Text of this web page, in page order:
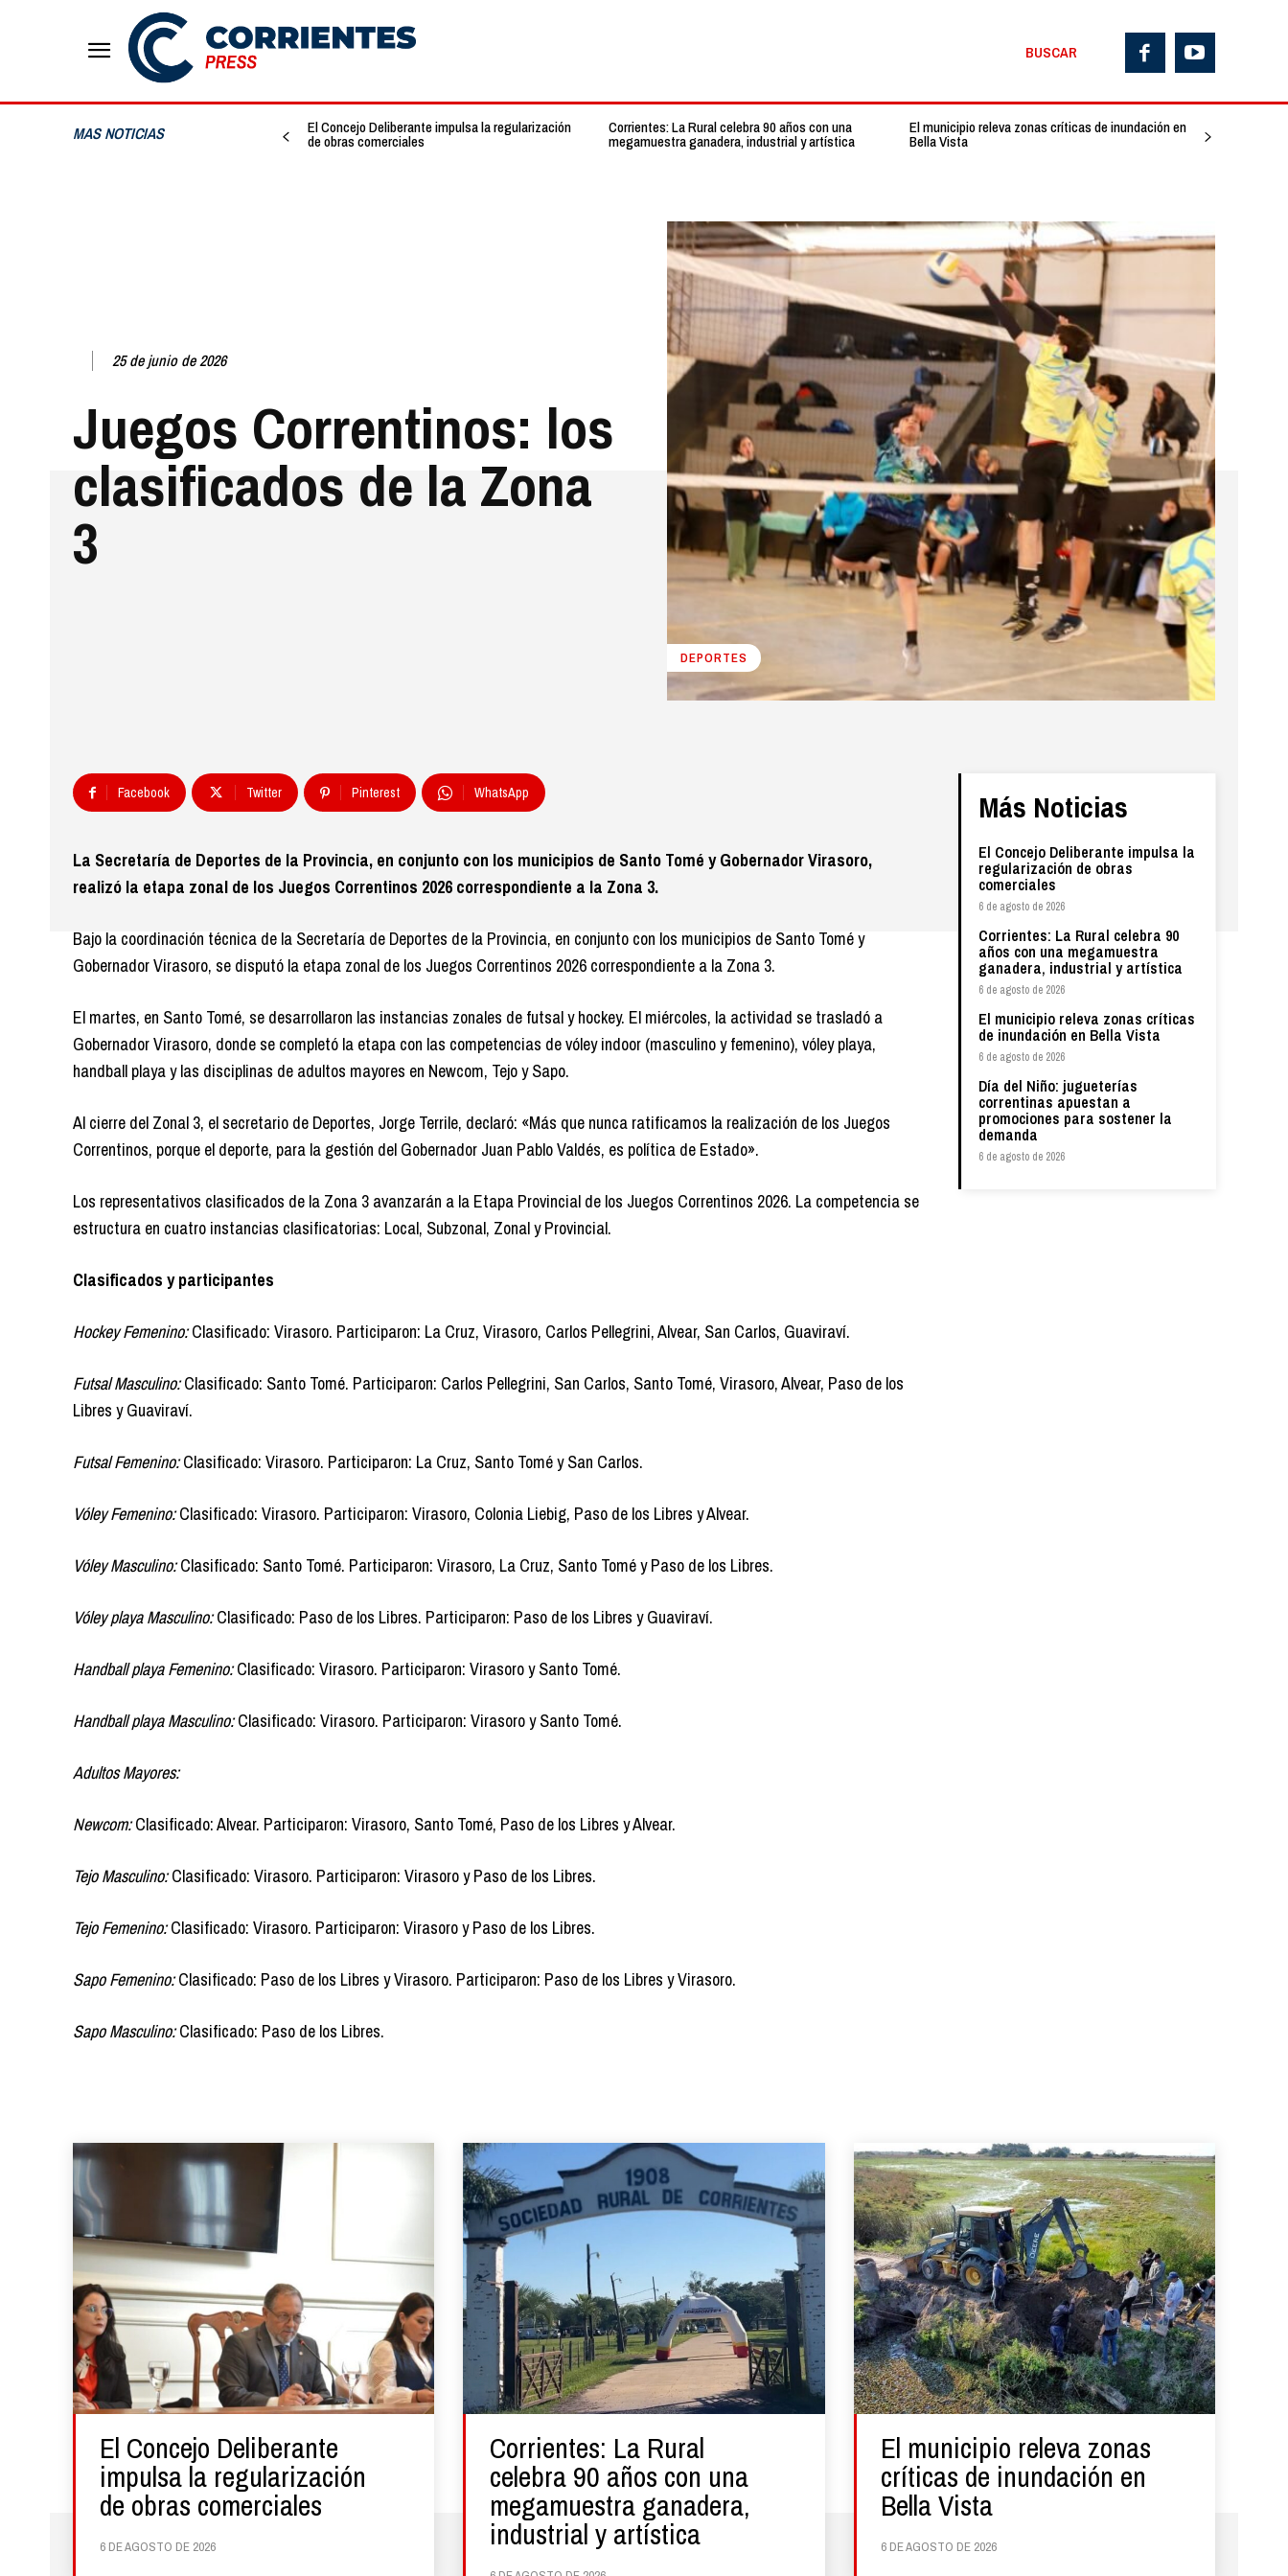
BUSCAR
MAS NOTICIAS El Concejo Deliberante impulsa la regularización
de obras comerciales
Corrientes: La Rural celebra 90 años con una
megamuestra ganadera, industrial y artística
El municipio releva zonas críticas de inundación en
Bella Vista
25 de junio de 2026
Juegos Correntinos: los
clasificados de la Zona
3
DEPORTES
Facebook Twitter Pinterest WhatsApp
La Secretaría de Deportes de la Provincia, en conjunto con los municipios de Santo Tomé y Gobernador Virasoro,
realizó la etapa zonal de los Juegos Correntinos 2026 correspondiente a la Zona 3.
Bajo la coordinación técnica de la Secretaría de Deportes de la Provincia, en conjunto con los municipios de Santo Tomé y
Gobernador Virasoro, se disputó la etapa zonal de los Juegos Correntinos 2026 correspondiente a la Zona 3.
El martes, en Santo Tomé, se desarrollaron las instancias zonales de futsal y hockey. El miércoles, la actividad se trasladó a
Gobernador Virasoro, donde se completó la etapa con las competencias de vóley indoor (masculino y femenino), vóley playa,
handball playa y las disciplinas de adultos mayores en Newcom, Tejo y Sapo.
Al cierre del Zonal 3, el secretario de Deportes, Jorge Terrile, declaró: «Más que nunca ratificamos la realización de los Juegos
Correntinos, porque el deporte, para la gestión del Gobernador Juan Pablo Valdés, es política de Estado».
Los representativos clasificados de la Zona 3 avanzarán a la Etapa Provincial de los Juegos Correntinos 2026. La competencia se
estructura en cuatro instancias clasificatorias: Local, Subzonal, Zonal y Provincial.
Clasificados y participantes
Hockey Femenino:Clasificado: Virasoro. Participaron: La Cruz, Virasoro, Carlos Pellegrini, Alvear, San Carlos, Guaviraví.
Futsal Masculino:Clasificado: Santo Tomé. Participaron: Carlos Pellegrini, San Carlos, Santo Tomé, Virasoro, Alvear, Paso de los
Libres y Guaviraví.
Futsal Femenino:Clasificado: Virasoro. Participaron: La Cruz, Santo Tomé y San Carlos.
Vóley Femenino:Clasificado: Virasoro. Participaron: Virasoro, Colonia Liebig, Paso de los Libres y Alvear.
Vóley Masculino:Clasificado: Santo Tomé. Participaron: Virasoro, La Cruz, Santo Tomé y Paso de los Libres.
Vóley playa Masculino:Clasificado: Paso de los Libres. Participaron: Paso de los Libres y Guaviraví.
Handball playa Femenino:Clasificado: Virasoro. Participaron: Virasoro y Santo Tomé.
Handball playa Masculino:Clasificado: Virasoro. Participaron: Virasoro y Santo Tomé.
Adultos Mayores:
Newcom:Clasificado: Alvear. Participaron: Virasoro, Santo Tomé, Paso de los Libres y Alvear.
Tejo Masculino:Clasificado: Virasoro. Participaron: Virasoro y Paso de los Libres.
Tejo Femenino:Clasificado: Virasoro. Participaron: Virasoro y Paso de los Libres.
Sapo Femenino:Clasificado: Paso de los Libres y Virasoro. Participaron: Paso de los Libres y Virasoro.
Sapo Masculino:Clasificado: Paso de los Libres.
Más Noticias
El Concejo Deliberante impulsa la
regularización de obras
comerciales
6 de agosto de 2026
Corrientes: La Rural celebra 90
años con una megamuestra
ganadera, industrial y artística
6 de agosto de 2026
El municipio releva zonas críticas
de inundación en Bella Vista
6 de agosto de 2026
Día del Niño: jugueterías
correntinas apuestan a
promociones para sostener la
demanda
6 de agosto de 2026
El Concejo Deliberante
impulsa la regularización
de obras comerciales
6 DE AGOSTO DE 2026
Corrientes: La Rural
celebra 90 años con una
megamuestra ganadera,
industrial y artística
El municipio releva zonas
críticas de inundación en
Bella Vista
6 DE AGOSTO DE 2026